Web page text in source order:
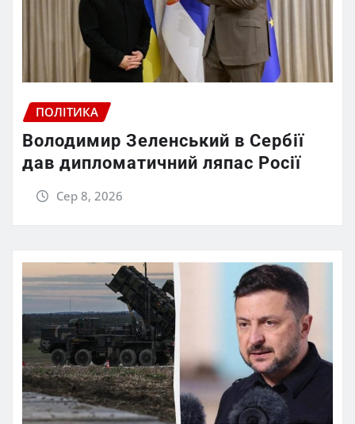
ПОЛІТИКА
Володимир Зеленський в Сербії
дав дипломатичний ляпас Росії
Сер 8, 2026